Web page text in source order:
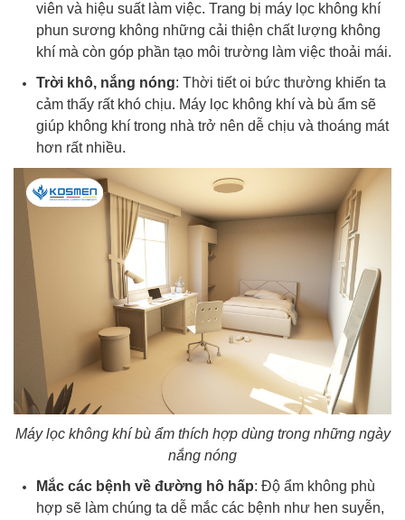
viên và hiệu suất làm việc. Trang bị máy lọc không khí
phun sương không những cải thiện chất lượng không
khí mà còn góp phần tạo môi trường làm việc thoải mái.
Trời khô, nắng nóng: Thời tiết oi bức thường khiến ta
cảm thấy rất khó chịu. Máy lọc không khí và bù ẩm sẽ
giúp không khí trong nhà trở nên dễ chịu và thoáng mát
hơn rất nhiều.
Máy lọc không khí bù ẩm thích hợp dùng trong những ngày
nắng nóng
Mắc các bệnh về đường hô hấp: Độ ẩm không phù
hợp sẽ làm chúng ta dễ mắc các bệnh như hen suyễn,